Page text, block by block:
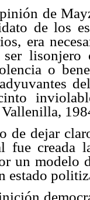
de
de los
era
ser
o
de dejar
fue creada
un modelo
estado